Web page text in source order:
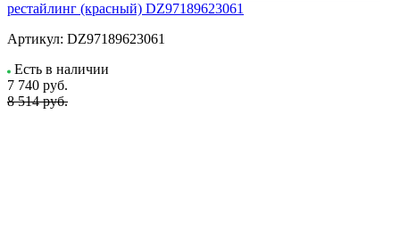
рестайлинг (красный) DZ97189623061
Артикул: DZ97189623061
Есть в наличии
7 740 руб.
8 514 руб.